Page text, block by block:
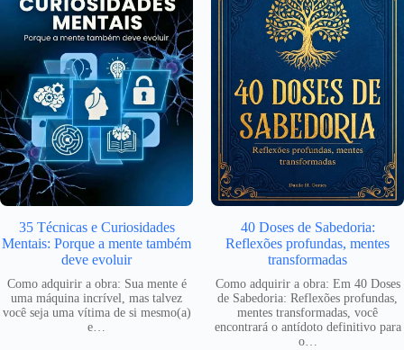
35 Técnicas e Curiosidades
Mentais: Porque a mente também
deve evoluir
Como adquirir a obra: Sua mente é
uma máquina incrível, mas talvez
você seja uma vítima de si mesmo(a)
e…
40 Doses de Sabedoria:
Reflexões profundas, mentes
transformadas
Como adquirir a obra: Em 40 Doses
de Sabedoria: Reflexões profundas,
mentes transformadas, você
encontrará o antídoto definitivo para
o…